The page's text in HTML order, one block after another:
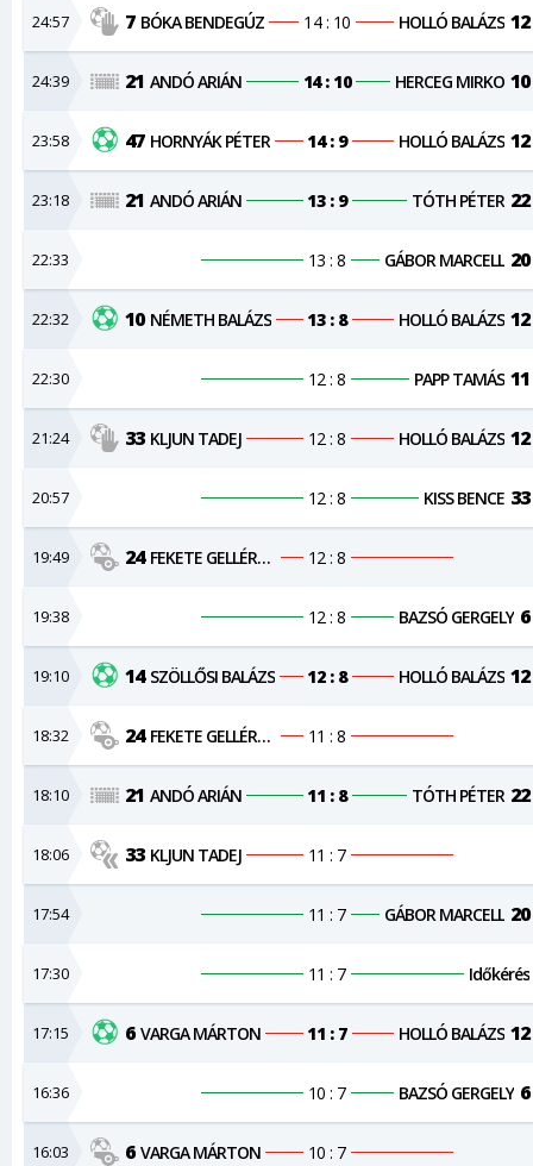
16:03 6 VARGA MÁRTON 10 : 7
16:36 10 : 7 BAZSÓ GERGELY 6
17:15 6 VARGA MÁRTON 11 : 7 HOLLÓ BALÁZS 12
17:30 11 : 7 Időkérés
17:54 11 : 7 GÁBOR MARCELL 20
18:06 33 KLJUN TADEJ 11 : 7
18:10 21 ANDÓ ARIÁN 11 : 8 TÓTH PÉTER 22
18:32 24 FEKETE GELLÉRT ISTVÁN 11 : 8
19:10 14 SZÖLLŐSI BALÁZS 12 : 8 HOLLÓ BALÁZS 12
19:38 12 : 8 BAZSÓ GERGELY 6
19:49 24 FEKETE GELLÉRT ISTVÁN 12 : 8
20:57 12 : 8 KISS BENCE 33
21:24 33 KLJUN TADEJ 12 : 8 HOLLÓ BALÁZS 12
22:30 12 : 8 PAPP TAMÁS 11
22:32 10 NÉMETH BALÁZS 13 : 8 HOLLÓ BALÁZS 12
22:33 13 : 8 GÁBOR MARCELL 20
23:18 21 ANDÓ ARIÁN 13 : 9 TÓTH PÉTER 22
23:58 47 HORNYÁK PÉTER 14 : 9 HOLLÓ BALÁZS 12
24:39 21 ANDÓ ARIÁN 14 : 10 HERCEG MIRKO 10
24:57 7 BÓKA BENDEGÚZ 14 : 10 HOLLÓ BALÁZS 12